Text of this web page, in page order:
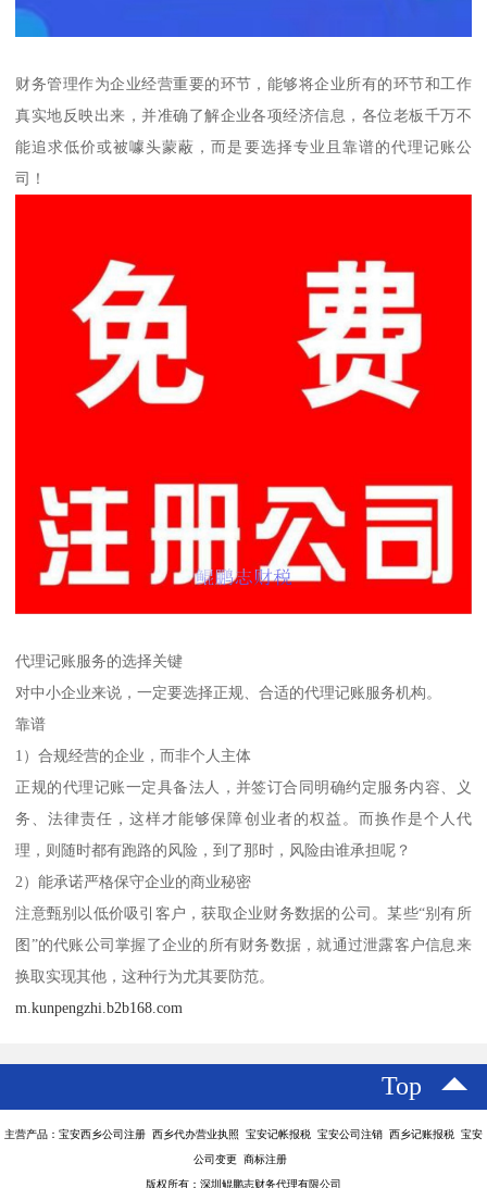
财务管理作为企业经营重要的环节，能够将企业所有的环节和工作
真实地反映出来，并准确了解企业各项经济信息，各位老板千万不
能追求低价或被噱头蒙蔽，而是要选择专业且靠谱的代理记账公
司！
代理记账服务的选择关键
对中小企业来说，一定要选择正规、合适的代理记账服务机构。
靠谱
1）合规经营的企业，而非个人主体
正规的代理记账一定具备法人，并签订合同明确约定服务内容、义
务、法律责任，这样才能够保障创业者的权益。而换作是个人代
理，则随时都有跑路的风险，到了那时，风险由谁承担呢？
2）能承诺严格保守企业的商业秘密
注意甄别以低价吸引客户，获取企业财务数据的公司。某些“别有所
图”的代账公司掌握了企业的所有财务数据，就通过泄露客户信息来
换取实现其他，这种行为尤其要防范。
m.kunpengzhi.b2b168.com
Top
主营产品：宝安西乡公司注册 西乡代办营业执照 宝安记帐报税 宝安公司注销 西乡记账报税 宝安
公司变更 商标注册
版权所有：深圳鲲鹏志财务代理有限公司